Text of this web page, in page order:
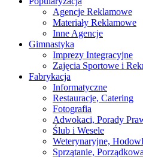
Agencje Reklamowe
Materiały Reklamowe
Inne Agencje
Gimnastyka
Imprezy Integracyjne
Zajęcia Sportowe i
Fabrykacja
Informatyczne
Restauracje, Catering
Fotografia
Adwokaci, Porady
Ślub i Wesele
Weterynaryjne,
Sprzątanie,